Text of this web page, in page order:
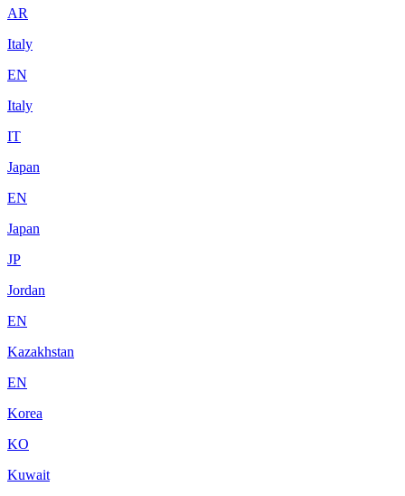
AR
Italy
EN
Italy
IT
Japan
EN
Japan
JP
Jordan
EN
Kazakhstan
EN
Korea
KO
Kuwait